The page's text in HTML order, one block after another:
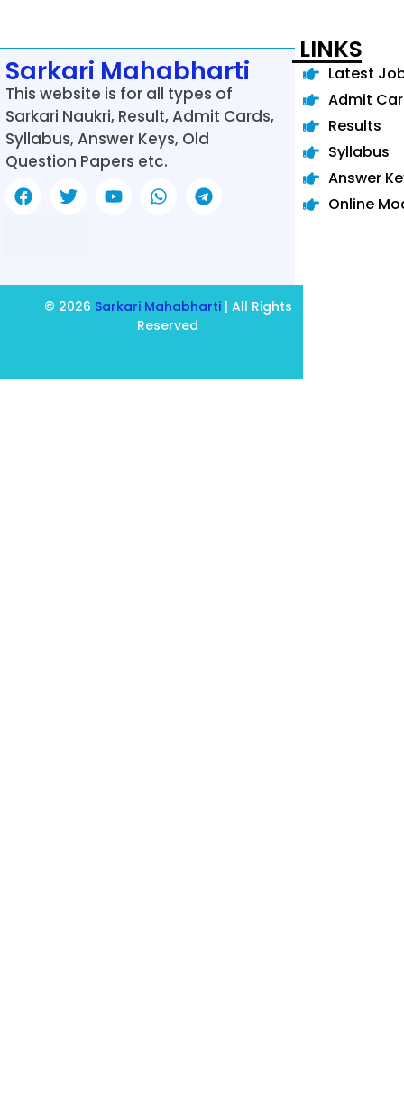
Sarkari Mahabharti
This website is for all types of
Sarkari Naukri, Result, Admit Cards,
Syllabus, Answer Keys, Old
Question Papers etc.
LINKS
Latest
Admit
Results
Syllabus
Answer
Online
© 2026 Sarkari Mahabharti| All Rights
Reserved